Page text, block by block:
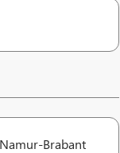
Brabant